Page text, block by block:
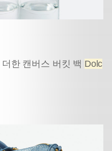
한 캔버스 버킷 백 Dolc